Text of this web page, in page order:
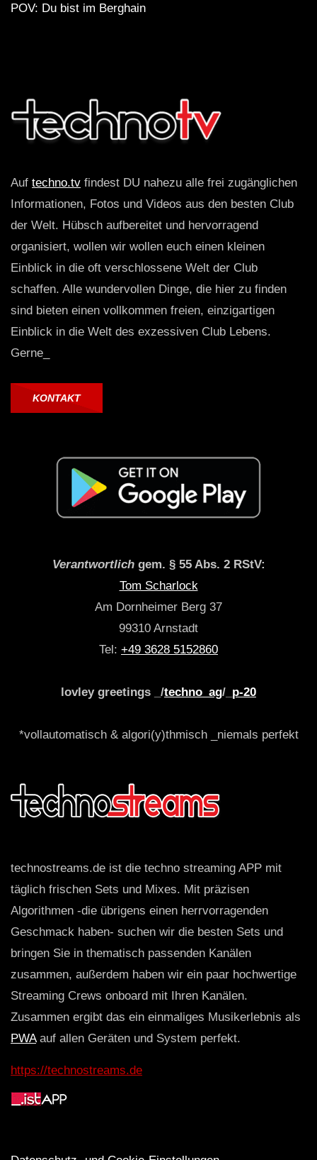
POV: Du bist im Berghain
Auf techno.tv findest DU nahezu alle frei zugänglichen
Informationen, Fotos und Videos aus den besten Club
der Welt. Hübsch aufbereitet und hervorragend
organisiert, wollen wir wollen euch einen kleinen
Einblick in die oft verschlossene Welt der Club
schaffen. Alle wundervollen Dinge, die hier zu finden
sind bieten einen vollkommen freien, einzigartigen
Einblick in die Welt des exzessiven Club Lebens.
Gerne_
KONTAKT
Verantwortlichgem. § 55 Abs. 2 RStV:
Tom Scharlock
Am Dornheimer Berg 37
99310 Arnstadt
Tel: +49 3628 5152860
lovley greetings _/techno_ag/_ p-20
*vollautomatisch & algori(y)thmisch _niemals perfekt
technostreams.de ist die techno streaming APP mit
täglich frischen Sets und Mixes. Mit präzisen
Algorithmen -die übrigens einen herrvorragenden
Geschmack haben- suchen wir die besten Sets und
bringen Sie in thematisch passenden Kanälen
zusammen, außerdem haben wir ein paar hochwertige
Streaming Crews onboard mit Ihren Kanälen.
Zusammen ergibt das ein einmaliges Musikerlebnis als
PWAauf allen Geräten und System perfekt.
https://technostreams.de